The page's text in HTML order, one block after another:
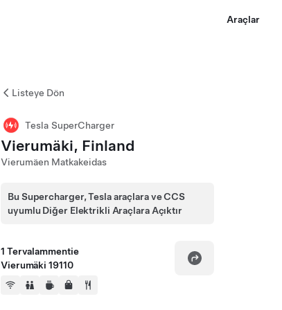
Araçlar
Listeye Dön
Tesla SuperCharger
Vierumäki, Finland
Vierumäen Matkakeidas
Bu Supercharger, Tesla araçlara ve CCS
uyumlu Diğer Elektrikli Araçlara Açıktır
1 Tervalammentie
Vierumäki 19110